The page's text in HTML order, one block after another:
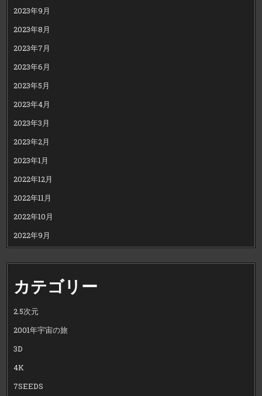
2023年9月
2023年8月
2023年7月
2023年6月
2023年5月
2023年4月
2023年3月
2023年2月
2023年1月
2022年12月
2022年11月
2022年10月
2022年9月
カテゴリー
2.5次元
2001年宇宙の旅
3D
4K
7SEEDS